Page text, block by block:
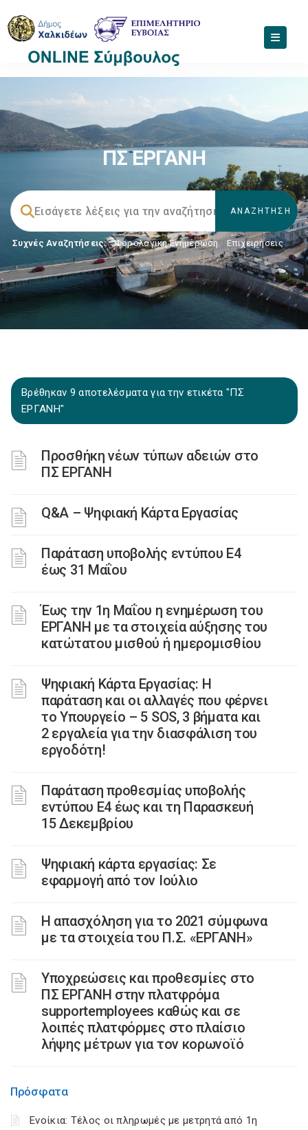
ΠΣ ΕΡΓΑΝΗ
Συχνές Αναζητήσεις: Φορολογικη Ενημέρωση, Επιχειρήσεις
Βρέθηκαν 9 αποτελέσματα για την ετικέτα "ΠΣ
ΕΡΓΑΝΗ"
Προσθήκη νέων τύπων αδειών στο
ΠΣ ΕΡΓΑΝΗ
Q&A – Ψηφιακή Κάρτα Εργασίας
Παράταση υποβολής εντύπου Ε4
έως 31 Μαΐου
Έως την 1η Μαΐου η ενημέρωση του
ΕΡΓΑΝΗ με τα στοιχεία αύξησης του
κατώτατου μισθού ή ημερομισθίου
Ψηφιακή Κάρτα Εργασίας: Η
παράταση και οι αλλαγές που φέρνει
το Υπουργείο – 5 SOS, 3 βήματα και
2 εργαλεία για την διασφάλιση του
εργοδότη!
Παράταση προθεσμίας υποβολής
εντύπου Ε4 έως και τη Παρασκευή
15 Δεκεμβρίου
Ψηφιακή κάρτα εργασίας: Σε
εφαρμογή από τον Ιούλιο
Η απασχόληση για το 2021 σύμφωνα
με τα στοιχεία του Π.Σ. «ΕΡΓΑΝΗ»
Υποχρεώσεις και προθεσμίες στο
ΠΣ ΕΡΓΑΝΗ στην πλατφρόμα
supportemployees καθώς και σε
λοιπές πλατφόρμες στο πλαίσιο
λήψης μέτρων για τον κορωνοϊό
Πρόσφατα
Ενοίκια: Τέλος οι πληρωμές με μετρητά από 1η